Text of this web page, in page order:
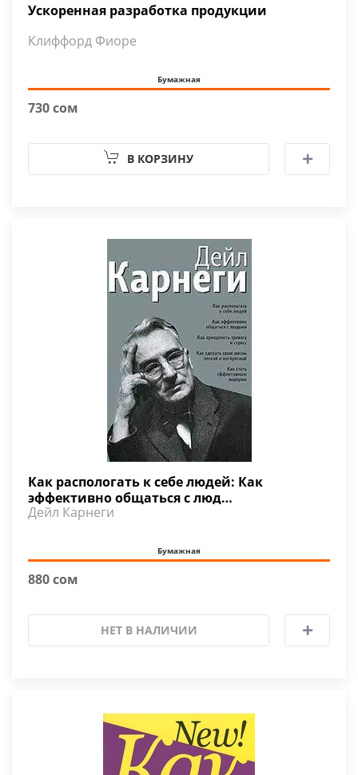
Ускоренная разработка продукции
Клиффорд Фиоре
Бумажная
730 сом
В КОРЗИНУ
Как распологать к себе людей: Как
эффективно общаться с люд…
Дейл Карнеги
Бумажная
880 сом
НЕТ В НАЛИЧИИ